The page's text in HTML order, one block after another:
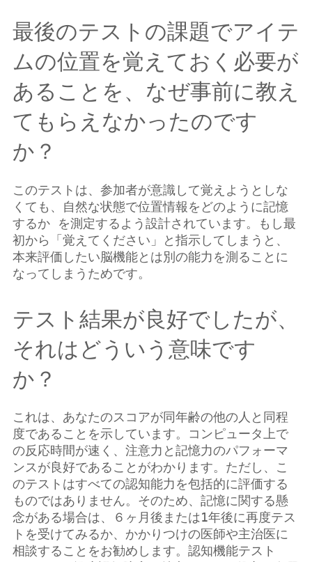
最後のテストの課題でアイテ
ムの位置を覚えておく必要が
あることを、なぜ事前に教え
てもらえなかったのです
か？
このテストは、参加者が意識して覚えようとしな
くても、自然な状態で位置情報をどのように記憶
するか を測定するよう設計されています。もし最
初から「覚えてください」と指示してしまうと、
本来評価したい脳機能とは別の能力を測ることに
なってしまうためです。
テスト結果が良好でしたが、
それはどういう意味です
か？
これは、あなたのスコアが同年齢の他の人と同程
度であることを示しています。コンピュータ上で
の反応時間が速く、注意力と記憶力のパフォーマ
ンスが良好であることがわかります。ただし、こ
のテストはすべての認知能力を包括的に評価する
ものではありません。そのため、記憶に関する懸
念がある場合は、６ヶ月後または1年後に再度テス
トを受けてみるか、かかりつけの医師や主治医に
相談することをお勧めします。認知機能テスト